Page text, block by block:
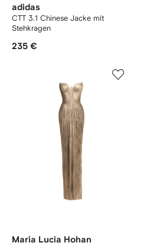
adidas
CTT 3.1 Chinese Jacke mit
Stehkragen
235 €
Maria Lucia Hohan